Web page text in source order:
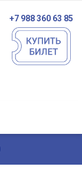
+7 988 360 63 85